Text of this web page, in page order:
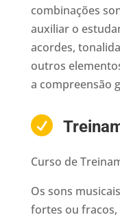
combinações
auxiliar o
acordes,
outros
a compreensão

Curso de
Os sons
fortes ou